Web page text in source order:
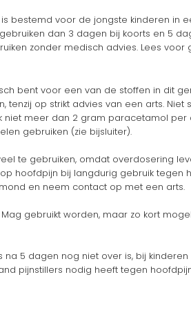
bestemd voor de jongste kinderen in
dan 3 dagen bij koorts en 5
zonder medisch advies. Lees voor
bent voor een van de stoffen in dit
tenzij op strikt advies van een arts. Niet
niet meer dan 2 gram paracetamol per
gebruiken (zie bijsluiter).
te gebruiken, omdat overdosering
hoofdpijn bij langdurig gebruik tegen
en neem contact op met een arts.
gebruikt worden, maar zo kort
5 dagen nog niet over is, bij
pijnstillers nodig heeft tegen